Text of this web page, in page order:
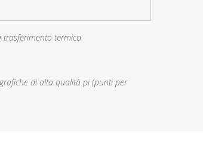
trasferimento termico
di alta qualità pi (punti per